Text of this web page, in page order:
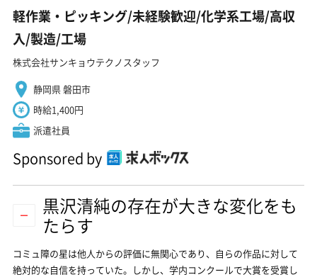
軽作業・ピッキング/未経験歓迎/化学系工場/高収
入/製造/工場
株式会社サンキョウテクノスタッフ
静岡県 磐田市
時給1,400円
派遣社員
Sponsored by
黒沢清純の存在が大きな変化をも
たらす
コミュ障の星は他人からの評価に無関心であり、自らの作品に対して
絶対的な自信を持っていた。しかし、学内コンクールで大賞を受賞し